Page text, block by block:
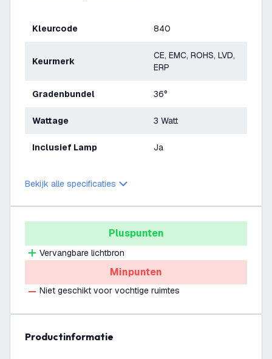
Kleurcode 840
Keurmerk
CE, EMC, ROHS, LVD,
ERP
Gradenbundel 36°
Wattage 3 Watt
Inclusief Lamp Ja
Bekijk alle specificaties
Pluspunten
Vervangbare lichtbron
Minpunten
Niet geschikt voor vochtige ruimtes
productinformatie